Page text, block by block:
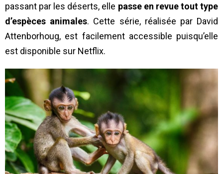
passant par les déserts, elle passe en revue tout type
d’espèces animales. Cette série, réalisée par David
Attenborhoug, est facilement accessible puisqu’elle
est disponible sur Netflix.